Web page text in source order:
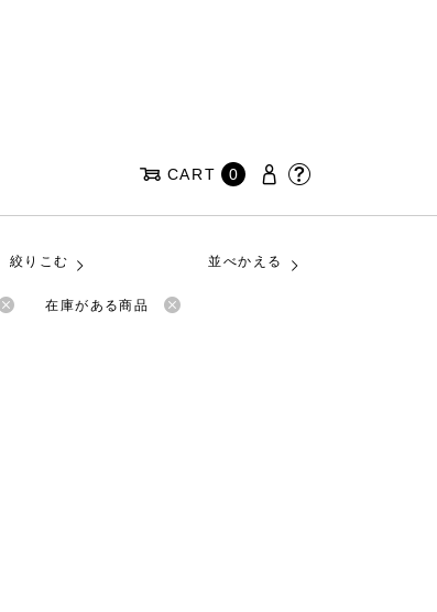
CART 0
絞りこむ 並べかえる
在庫がある商品